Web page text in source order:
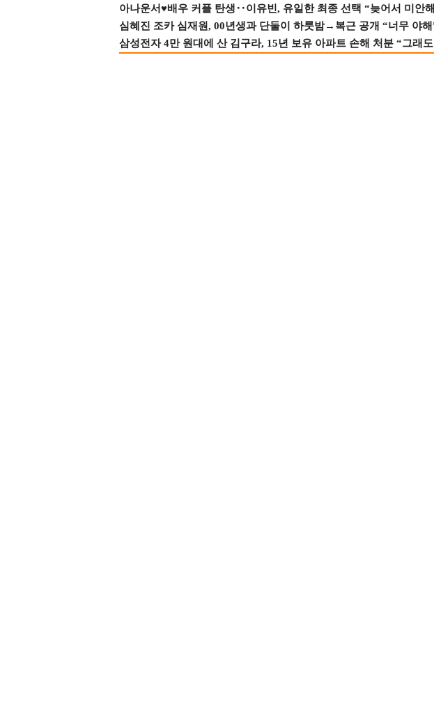
아나운서♥배우 커플 탄생‥이유빈, 유일한 최종 선택 “늦어서 미안
심혜진 조카 심재원, 00년생과 단둘이 하룻밤→복근 공개 “너무 야해
삼성전자 4만 원대에 산 김구라, 15년 보유 아파트 손해 처분 “그래